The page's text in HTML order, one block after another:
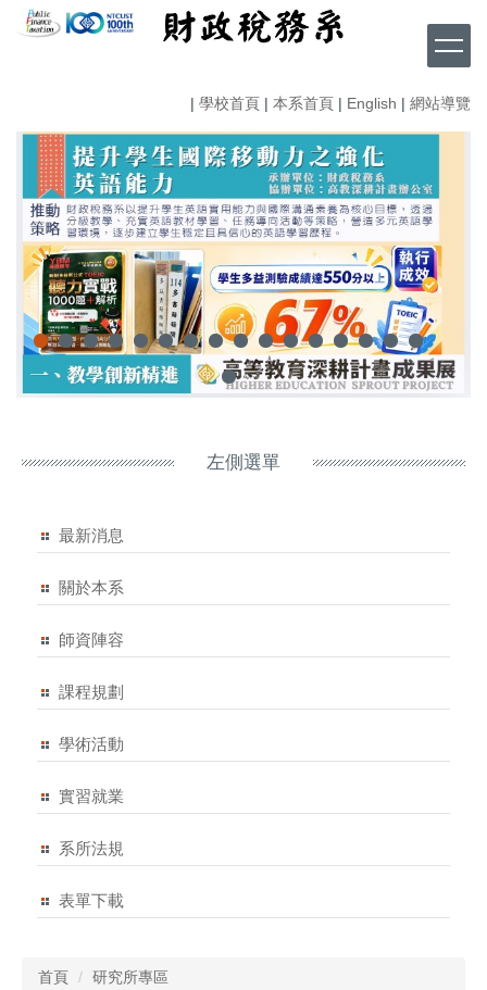
到
容
| 學校首頁 | 本系首頁 | English | 網站導覽
左側選單
最新消息
關於本系
師資陣容
課程規劃
學術活動
實習就業
系所法規
表單下載
首頁 研究所專區